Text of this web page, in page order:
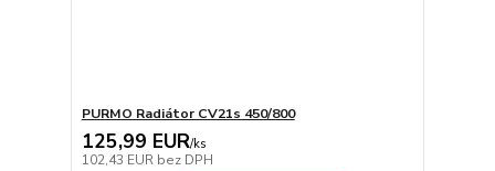
PURMO Radiátor CV21s 450/800
125,99 EUR/ks
102,43 EUR bez DPH